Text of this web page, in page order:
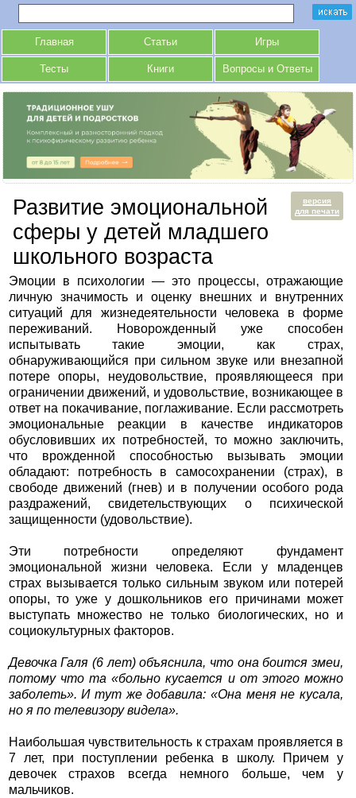
Главная Статьи Игры
Тесты Книги Вопросы и Ответы
версия
для печати
Развитие эмоциональной
сферы у детей младшего
школьного возраста
Эмоции в психологии — это процессы, отражающие
личную значимость и оценку внешних и внутренних
ситуаций для жизнедеятельности человека в форме
переживаний. Новорожденный уже способен
испытывать такие эмоции, как страх,
обнаруживающийся при сильном звуке или внезапной
потере опоры, неудовольствие, проявляющееся при
ограничении движений, и удовольствие, возникающее в
ответ на покачивание, поглаживание. Если рассмотреть
эмоциональные реакции в качестве индикаторов
обусловивших их потребностей, то можно заключить,
что врожденной способностью вызывать эмоции
обладают: потребность в самосохранении (страх), в
свободе движений (гнев) и в получении особого рода
раздражений, свидетельствующих о психической
защищенности (удовольствие).
Эти потребности определяют фундамент
эмоциональной жизни человека. Если у младенцев
страх вызывается только сильным звуком или потерей
опоры, то уже у дошкольников его причинами может
выступать множество не только биологических, но и
социокультурных факторов.
Девочка Галя (6 лет) объяснила, что она боится змеи,
потому что та «больно кусается и от этого можно
заболеть». И тут же добавила: «Она меня не кусала,
но я по телевизору видела».
Наибольшая чувствительность к страхам проявляется в
7 лет, при поступлении ребенка в школу. Причем y
девочек страхов всегда немного больше, чем у
мальчиков.